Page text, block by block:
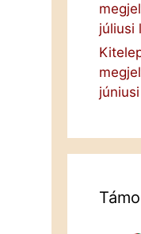
júliusi